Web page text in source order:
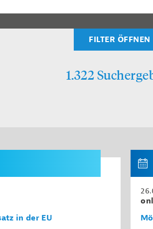
FILTER ÖFFNEN
1.322
in der EU